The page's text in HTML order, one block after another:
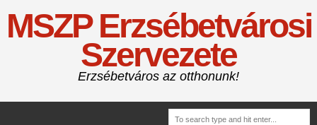
MSZP Erzsébetvárosi
Szervezete
Erzsébetváros az otthonunk!